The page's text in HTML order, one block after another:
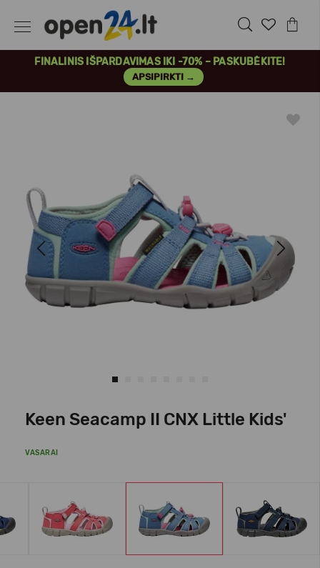
FINALINIS IŠPARDAVIMAS IKI -70% – PASKUBĖKITE!
APSIPIRKTI →
Previous Next
Keen Seacamp II CNX Little Kids'
VASARAI